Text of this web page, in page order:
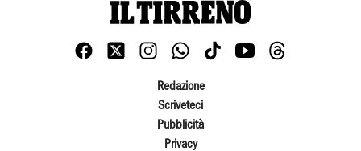
Redazione
Scriveteci
Pubblicità
Privacy